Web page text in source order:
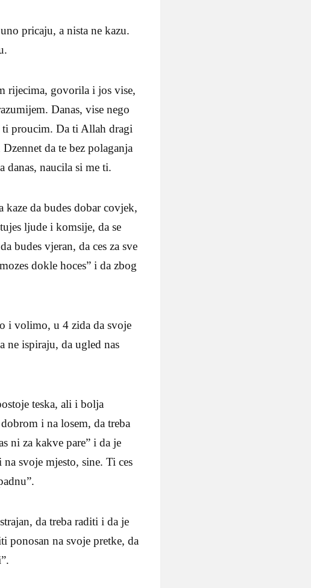
pricaju, a nista ne kazu.
rijecima, govorila i jos vise,
Danas, vise nego
ti proucim. Da ti Allah dragi
da te bez polaganja
danas, naucila si me ti.
da budes dobar covjek,
ljude i komsije, da se
budes vjeran, da ces za sve
dokle hoces” i da zbog
i volimo, u 4 zida da svoje
ne ispiraju, da ugled nas
teska, ali i bolja
i na losem, da treba
ni za kakve pare” i da je
svoje mjesto, sine. Ti ces
da treba raditi i da je
ponosan na svoje pretke, da